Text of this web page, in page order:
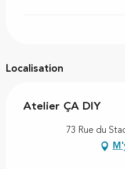
Localisation
Atelier ÇA DIY
73 Rue du